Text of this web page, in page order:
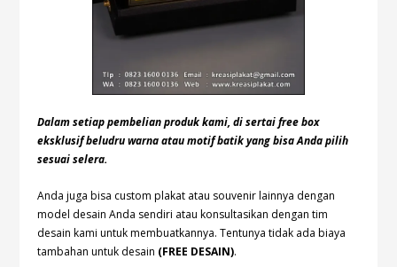
Dalam setiap pembelian produk kami, di sertai free box
eksklusif beludru warna atau motif batik yang bisa Anda pilih
sesuai selera.
Anda juga bisa custom plakat atau souvenir lainnya dengan
model desain Anda sendiri atau konsultasikan dengan tim
desain kami untuk membuatkannya. Tentunya tidak ada biaya
tambahan untuk desain (FREE DESAIN).